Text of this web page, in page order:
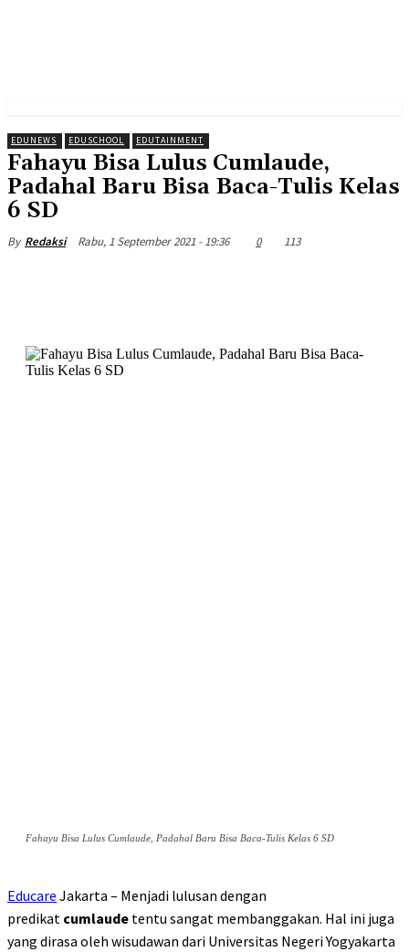
EDUNEWS EDUSCHOOL EDUTAINMENT
Fahayu Bisa Lulus Cumlaude,
Padahal Baru Bisa Baca-Tulis Kelas
6 SD
By Redaksi Rabu, 1 September 2021 - 19:36 0 113
Fahayu Bisa Lulus Cumlaude, Padahal Baru Bisa Baca-Tulis Kelas 6 SD
Educare Jakarta – Menjadi lulusan dengan
predikat cumlaude tentu sangat membanggakan. Hal ini juga
yang dirasa oleh wisudawan dari Universitas Negeri Yogyakarta